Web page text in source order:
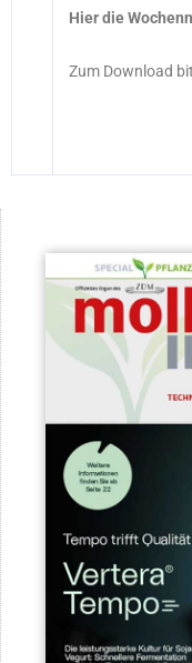
Hier die
Zum Download